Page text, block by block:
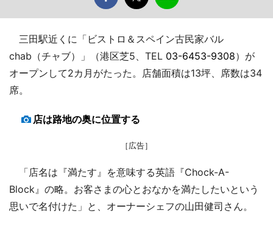
三田駅近くに「ビストロ＆スペイン古民家バル
chab（チャブ）」（港区芝5、TEL 03-6453-9308）が
オープンして2カ月がたった。店舗面積は13坪、席数は34
席。
店は路地の奥に位置する
［広告］
「店名は『満たす』を意味する英語『Chock-A-
Block』の略。お客さまの心とおなかを満たしたいという
思いで名付けた」と、オーナーシェフの山田健司さん。